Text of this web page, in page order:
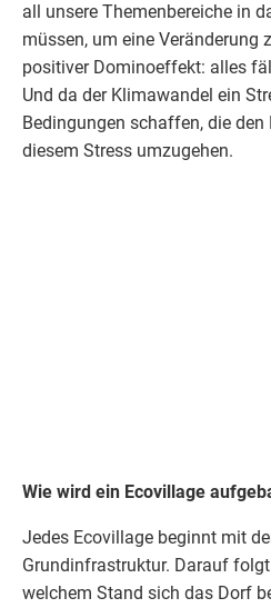
all unsere Themenbereiche in
müssen, um eine Veränderung
positiver Dominoeffekt: alles
Und da der Klimawandel ein
Bedingungen schaffen, die
diesem Stress umzugehen.
Wie wird ein Ecovillage
Jedes Ecovillage beginnt mit
Grundinfrastruktur. Darauf
welchem Stand sich das Dorf